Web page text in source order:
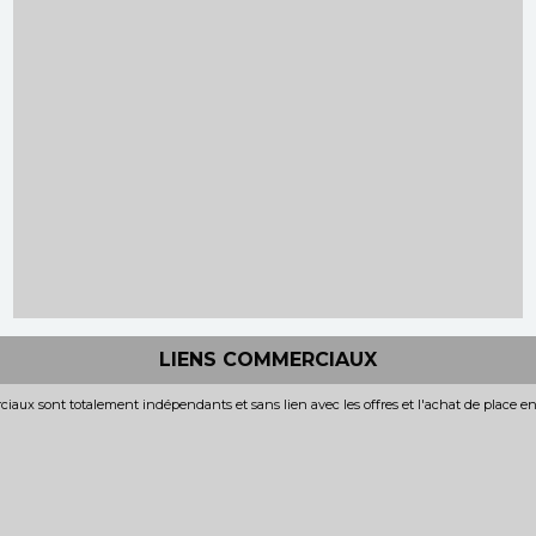
LIENS COMMERCIAUX
sont totalement indépendants et sans lien avec les offres et l'achat de place